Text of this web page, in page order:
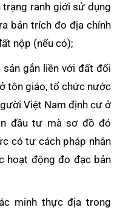
ranh giới sử dụng
bản trích đo địa chính
nộp (nếu có);
gắn liền với đất đối
tôn giáo, tổ chức nước
Việt Nam định cư ở
đầu tư mà sơ đồ đó
có tư cách pháp nhân
hoạt động đo đạc bản
minh thực địa trong